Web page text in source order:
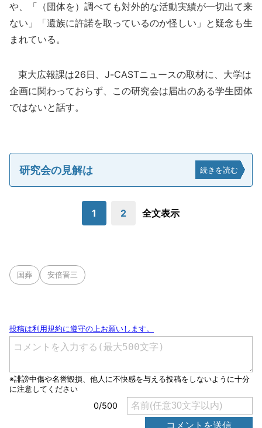
や、「（団体を）調べても対外的な活動実績が一切出て来
ない」「遺族に許諾を取っているのか怪しい」と疑念も生
まれている。
東大広報課は26日、J-CASTニュースの取材に、大学は
企画に関わっておらず、この研究会は届出のある学生団体
ではないと話す。
研究会の見解は 続きを読む
1 2 全文表示
国葬 安倍晋三